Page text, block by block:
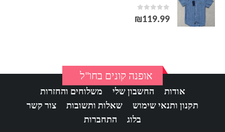
0
out of 5
₪119.99
אופנה קונים בחו"ל
אודות החשבון שלי
משלוחים והחזרות
תקנון ותנאי שימוש
שאלות ותשובות
צור קשר
בלוג
התחברות